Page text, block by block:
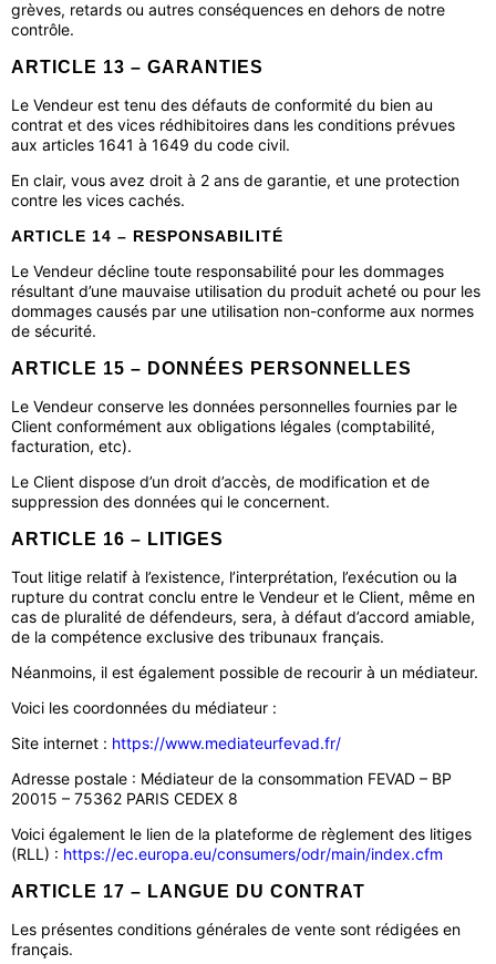
grèves, retards ou autres conséquences en dehors de notre
contrôle.
ARTICLE 13 – GARANTIES
Le Vendeur est tenu des défauts de conformité du bien au
contrat et des vices rédhibitoires dans les conditions prévues
aux articles 1641 à 1649 du code civil.
En clair, vous avez droit à 2 ans de garantie, et une protection
contre les vices cachés.
ARTICLE 14 – RESPONSABILITÉ
Le Vendeur décline toute responsabilité pour les dommages
résultant d’une mauvaise utilisation du produit acheté ou pour les
dommages causés par une utilisation non-conforme aux normes
de sécurité.
ARTICLE 15 – DONNÉES PERSONNELLES
Le Vendeur conserve les données personnelles fournies par le
Client conformément aux obligations légales (comptabilité,
facturation, etc).
Le Client dispose d’un droit d’accès, de modification et de
suppression des données qui le concernent.
ARTICLE 16 – LITIGES
Tout litige relatif à l’existence, l’interprétation, l’exécution ou la
rupture du contrat conclu entre le Vendeur et le Client, même en
cas de pluralité de défendeurs, sera, à défaut d’accord amiable,
de la compétence exclusive des tribunaux français.
Néanmoins, il est également possible de recourir à un médiateur.
Voici les coordonnées du médiateur :
Site internet : https://www.mediateurfevad.fr/
Adresse postale : Médiateur de la consommation FEVAD – BP
20015 – 75362 PARIS CEDEX 8
Voici également le lien de la plateforme de règlement des litiges
(RLL) : https://ec.europa.eu/consumers/odr/main/index.cfm
ARTICLE 17 – LANGUE DU CONTRAT
Les présentes conditions générales de vente sont rédigées en
français.